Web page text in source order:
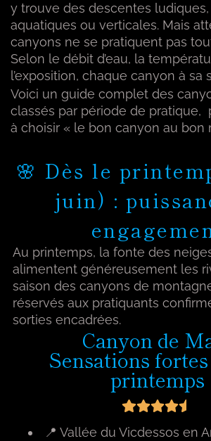
y trouve des descentes
aquatiques ou verticales. Mais
canyons ne se pratiquent pas
Selon le débit d’eau, la
l’exposition, chaque canyon à sa
Voici un guide complet des
classés par période de pratique,
à choisir « le bon canyon au bon
🌸 Dès le
juin) :
Au printemps, la fonte des
alimentent généreusement les
saison des canyons de
réservés aux pratiquants
sorties encadrées.
Canyon de
Sensations
printemps
📍 Vallée du Vicdessos en